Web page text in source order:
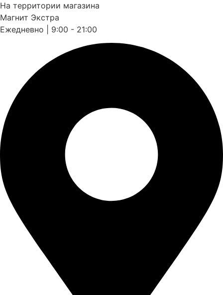
На территории магазина
Магнит Экстра
Ежедневно | 9:00 - 21:00